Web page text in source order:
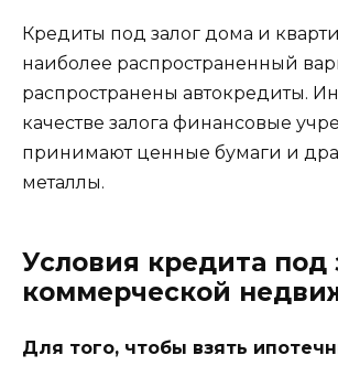
Кредиты под залог дома и
наиболее распространенный
распространены автокредиты.
качестве залога финансовые
принимают ценные бумаги и
металлы.
Условия кредита под
коммерческой
Для того, чтобы взять